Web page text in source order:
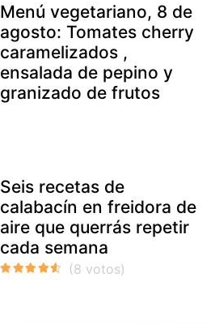
Menú vegetariano, 8 de
agosto: Tomates cherry
caramelizados ,
ensalada de pepino y
granizado de frutos
Seis recetas de
calabacín en freidora de
aire que querrás repetir
cada semana